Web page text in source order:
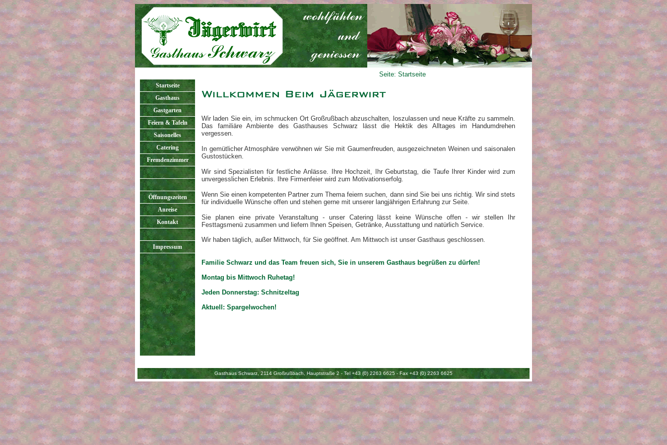
Seite: Startseite
Startseite
Wir laden Sie ein, im schmucken Ort Großrußbach abzuschalten, loszulassen und neue Kräfte zu sammeln.
Das familiäre Ambiente des Gasthauses Schwarz lässt die Hektik des Alltages im Handumdrehen
vergessen.
In gemütlicher Atmosphäre verwöhnen wir Sie mit Gaumenfreuden, ausgezeichneten Weinen und saisonalen
Gustostücken.
Wir sind Spezialisten für festliche Anlässe. Ihre Hochzeit, Ihr Geburtstag, die Taufe Ihrer Kinder wird zum
unvergesslichen Erlebnis. Ihre Firmenfeier wird zum Motivationserfolg.
Wenn Sie einen kompetenten Partner zum Thema feiern suchen, dann sind Sie bei uns richtig. Wir sind stets
für individuelle Wünsche offen und stehen gerne mit unserer langjährigen Erfahrung zur Seite.
Sie planen eine private Veranstaltung - unser Catering lässt keine Wünsche offen - wir stellen Ihr
Festtagsmenü zusammen und liefern Ihnen Speisen, Getränke, Ausstattung und natürlich Service.
Wir haben täglich, außer Mittwoch, für Sie geöffnet. Am Mittwoch ist unser Gasthaus geschlossen.
Familie Schwarz und das Team freuen sich, Sie in unserem Gasthaus begrüßen zu dürfen!
Montag bis Mittwoch Ruhetag!
Jeden Donnerstag: Schnitzeltag
Aktuell: Spargelwochen!
Gasthaus
Gastgarten
Feiern & Tafeln
Saisonelles
Catering
Fremdenzimmer
Öffnungszeiten
Anreise
Kontakt
Impressum
Gasthaus Schwarz, 2114 Großrußbach, Hauptstraße 2 - Tel +43 (0) 2263 6625 - Fax +43 (0) 2263 6625